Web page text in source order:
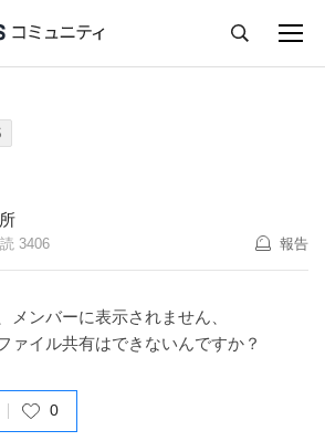
Ideas
3406 報告
メンバーに表示されません、
ァイル共有はできないんですか？
0